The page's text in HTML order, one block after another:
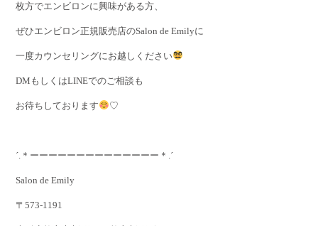
枚方でエンビロンに興味がある方、
ぜひエンビロン正規販売店のSalon de Emilyに
一度カウンセリングにお越しください
DMもしくはLINEでのご相談も
お待ちしております ♡
´.＊ーーーーーーーーーーーーーー＊.´
Salon de Emily
〒573-1191